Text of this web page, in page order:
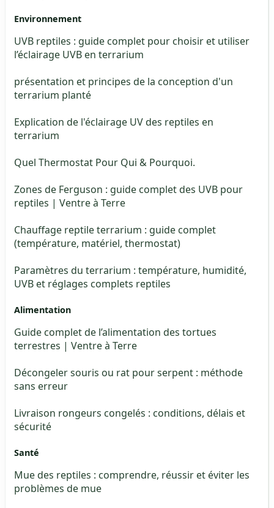
Environnement
UVB reptiles : guide complet pour choisir et utiliser
l’éclairage UVB en terrarium
présentation et principes de la conception d'un
terrarium planté
Explication de l'éclairage UV des reptiles en
terrarium
Quel Thermostat Pour Qui & Pourquoi.
Zones de Ferguson : guide complet des UVB pour
reptiles | Ventre à Terre
Chauffage reptile terrarium : guide complet
(température, matériel, thermostat)
Paramètres du terrarium : température, humidité,
UVB et réglages complets reptiles
Alimentation
Guide complet de l’alimentation des tortues
terrestres | Ventre à Terre
Décongeler souris ou rat pour serpent : méthode
sans erreur
Livraison rongeurs congelés : conditions, délais et
sécurité
Santé
Mue des reptiles : comprendre, réussir et éviter les
problèmes de mue